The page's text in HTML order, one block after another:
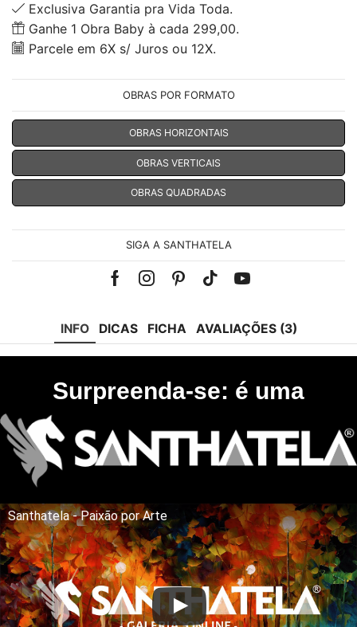
Exclusiva Garantia pra Vida Toda.
Ganhe 1 Obra Baby à cada 299,00.
Parcele em 6X s/ Juros ou 12X.
OBRAS POR FORMATO
OBRAS HORIZONTAIS
OBRAS VERTICAIS
OBRAS QUADRADAS
SIGA A SANTHATELA
Facebook
Instagram
Pinterest
Tik-Youtube
INFO DICAS FICHA AVALIAÇÕES (3)
Surpreenda-se: é uma
Santhatela - Paixão por Arte